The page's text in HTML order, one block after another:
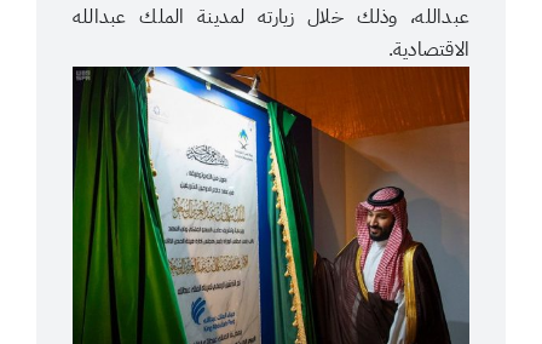
عبدالله، وذلك خلال زيارته لمدينة الملك عبدالله
الاقتصادية.